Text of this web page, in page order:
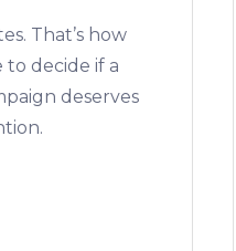
That’s how
to decide if a
deserves